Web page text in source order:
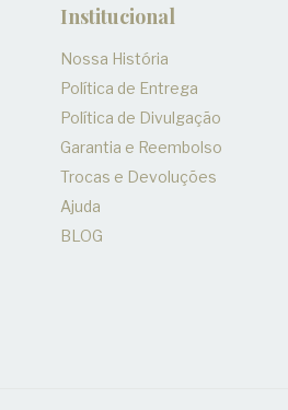
Institucional
Nossa História
Política de Entrega
Política de Divulgação
Garantia e Reembolso
Trocas e Devoluções
Ajuda
BLOG